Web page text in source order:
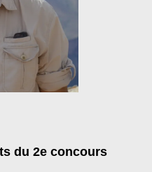
du 2e concours